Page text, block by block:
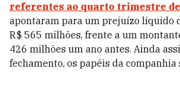
referentes ao quarto trimestre de
apontaram para um prejuízo líquido
R$ 565 milhões, frente a um
426 milhões um ano antes. Ainda
fechamento, os papéis da companhia